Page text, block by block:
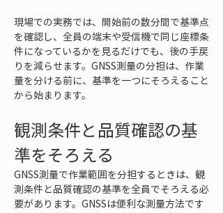
現場での実務では、開始前の数分間で基準点
を確認し、全員の端末や受信機で同じ座標条
件になっているかを見るだけでも、後の手戻
りを減らせます。GNSS測量の分担は、作業
量を分ける前に、基準を一つにそろえること
から始まります。
観測条件と品質確認の基
準をそろえる
GNSS測量で作業範囲を分担するときは、観
測条件と品質確認の基準を全員でそろえる必
要があります。GNSSは便利な測量方法です